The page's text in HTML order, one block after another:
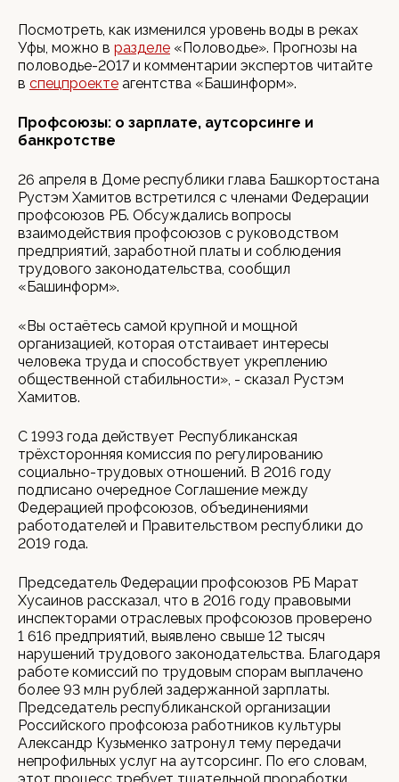
Посмотреть, как изменился уровень воды в реках
Уфы, можно в разделе «Половодье». Прогнозы на
половодье-2017 и комментарии экспертов читайте
в спецпроекте агентства «Башинформ».
Профсоюзы: о зарплате, аутсорсинге и
банкротстве
26 апреля в Доме республики глава Башкортостана
Рустэм Хамитов встретился с членами Федерации
профсоюзов РБ. Обсуждались вопросы
взаимодействия профсоюзов с руководством
предприятий, заработной платы и соблюдения
трудового законодательства, сообщил
«Башинформ».
«Вы остаётесь самой крупной и мощной
организацией, которая отстаивает интересы
человека труда и способствует укреплению
общественной стабильности», - сказал Рустэм
Хамитов.
С 1993 года действует Республиканская
трёхсторонняя комиссия по регулированию
социально-трудовых отношений. В 2016 году
подписано очередное Соглашение между
Федерацией профсоюзов, объединениями
работодателей и Правительством республики до
2019 года.
Председатель Федерации профсоюзов РБ Марат
Хусаинов рассказал, что в 2016 году правовыми
инспекторами отраслевых профсоюзов проверено
1 616 предприятий, выявлено свыше 12 тысяч
нарушений трудового законодательства. Благодаря
работе комиссий по трудовым спорам выплачено
более 93 млн рублей задержанной зарплаты.
Председатель республиканской организации
Российского профсоюза работников культуры
Александр Кузьменко затронул тему передачи
непрофильных услуг на аутсорсинг. По его словам,